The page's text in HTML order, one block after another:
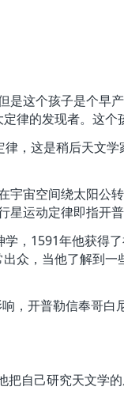
这个孩子是个
律的发现者。这个
这是稍后天文
宙空间绕太阳公
运动定律即指开普
1591年他获得
众，当他了解到
开普勒信奉哥白
己研究天文学